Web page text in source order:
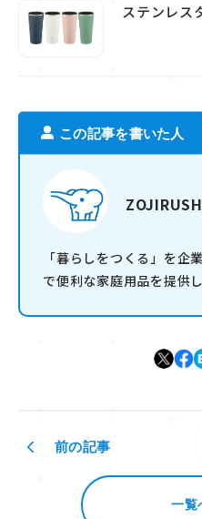
ステンレス
この記事を書いた人
「暮らしをつくる」を企
で便利な家庭用品を提供
前の記事
一覧